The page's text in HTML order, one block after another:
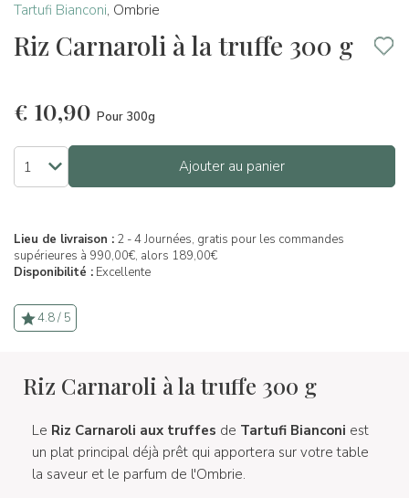
Tartufi Bianconi, Ombrie
Riz Carnaroli à la truffe 300 g
€ 10,90 Pour 300g
Ajouter au panier
Lieu de livraison : 2 - 4 Journées, gratis pour les commandes
supérieures à 990,00€, alors 189,00€
Disponibilité : Excellente
4.8 / 5
Riz Carnaroli à la truffe 300 g
Le Riz Carnaroli aux truffes de Tartufi Bianconi est
un plat principal déjà prêt qui apportera sur votre table
la saveur et le parfum de l'Ombrie.